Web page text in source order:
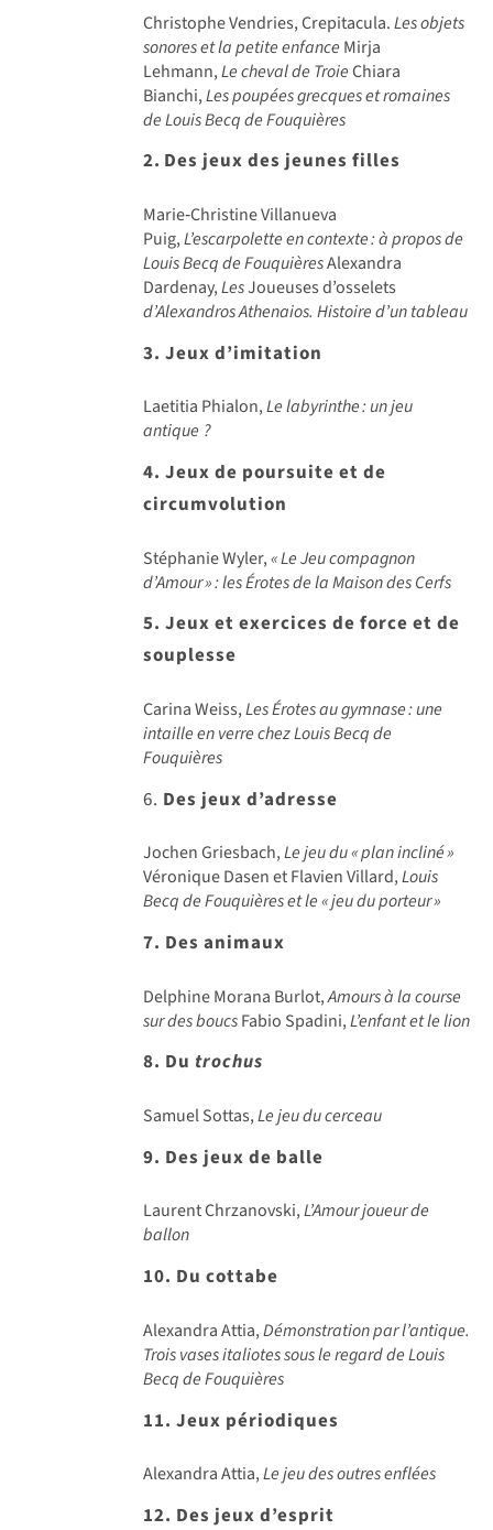
Christophe Vendries, Crepitacula.Les objets
sonores et la petite enfance Mirja
Lehmann,Le cheval de TroieChiara
Bianchi,Les poupées grecques et romaines
de Louis Becq de Fouquières
2. Des jeux des jeunes filles
Marie‑Christine Villanueva
Puig,L’escarpolette en contexte:à propos de
Louis Becq de FouquièresAlexandra
Dardenay,LesJoueuses d’osselets
d’Alexandros Athenaios. Histoire d’un tableau
3. Jeux d’imitation
Laetitia Phialon,Le labyrinthe: un jeu
antique ?
4. Jeux de poursuite et de
circumvolution
Stéphanie Wyler,«Le Jeu compagnon
d’Amour»: lesÉrotes de la Maison des Cerfs
5. Jeux et exercices de force et de
souplesse
Carina Weiss,Les Érotes au gymnase: une
intaille en verre chez Louis Becq de
Fouquières
6. Des jeux d’adresse
Jochen Griesbach,Le jeu du «plan incliné»
Véronique Dasen et Flavien Villard,Louis
Becq de Fouquières et le «jeu du porteur»
7. Des animaux
Delphine Morana Burlot,Amours à la course
sur des boucsFabio Spadini,L’enfant et le lion
8. Du trochus
Samuel Sottas,Le jeu du cerceau
9. Des jeux de balle
Laurent Chrzanovski,L’Amour joueur de
ballon
10. Du cottabe
Alexandra Attia,Démonstration par l’antique.
Trois vases italiotes sous le regard de Louis
Becq de Fouquières
11. Jeux périodiques
Alexandra Attia,Le jeu des outres enflées
12. Des jeux d’esprit